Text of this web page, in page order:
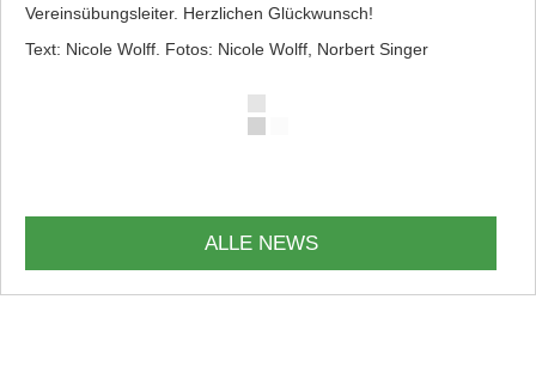
Vereinsübungsleiter. Herzlichen Glückwunsch!
Text: Nicole Wolff. Fotos: Nicole Wolff, Norbert Singer
ALLE NEWS